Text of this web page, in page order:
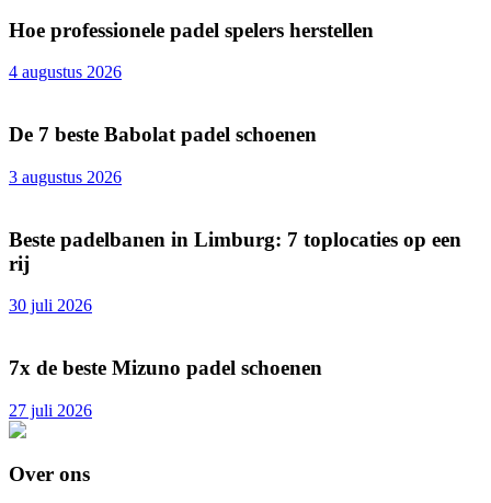
Hoe professionele padel spelers herstellen
4 augustus 2026
De 7 beste Babolat padel schoenen
3 augustus 2026
Beste padelbanen in Limburg: 7 toplocaties op een
rij
30 juli 2026
7x de beste Mizuno padel schoenen
27 juli 2026
Over ons